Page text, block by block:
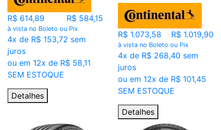
R$ 614,89 R$ 584,15
à vista no Boleto ou Pix
4x de R$ 153,72 sem
juros
ou em 12x de R$ 58,11
SEM ESTOQUE
Detalhes
R$ 1.073,58 R$ 1.019,90
à vista no Boleto ou Pix
4x de R$ 268,40 sem
juros
ou em 12x de R$ 101,45
SEM ESTOQUE
Detalhes